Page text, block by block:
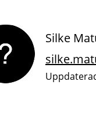
Silke